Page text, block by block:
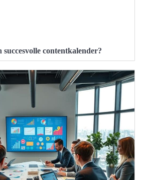
contentkalender?